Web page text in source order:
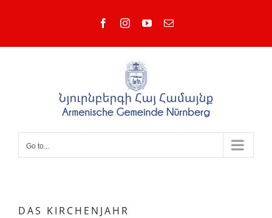
FacebookInstagramYouTubeEmail
Go to...
DAS KIRCHENJAHR